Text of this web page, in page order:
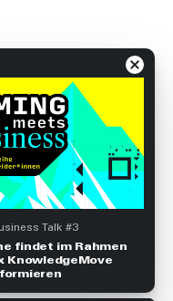
Talk #3
findet im Rahmen
KnowledgeMove